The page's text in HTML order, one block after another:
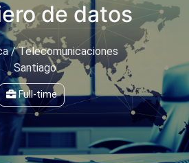
de datos
/ Telecomunicaciones
Santiago
Full-time